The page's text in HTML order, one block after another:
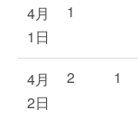
4月
1日
1
4月
2日
2 1